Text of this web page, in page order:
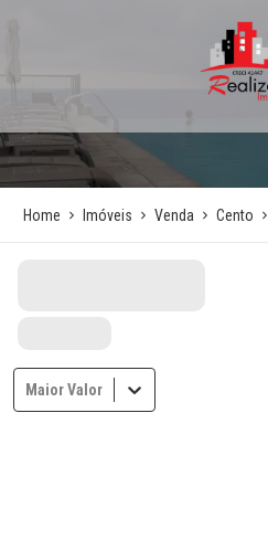
Home Imóveis Venda Cento
Maior Valor